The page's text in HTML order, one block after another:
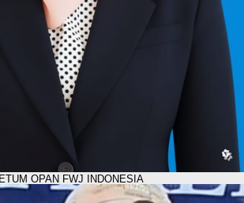
OPAN FWJ INDONESIA